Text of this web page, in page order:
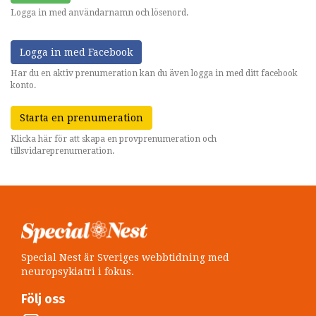
Logga in med användarnamn och lösenord.
Logga in med Facebook
Har du en aktiv prenumeration kan du även logga in med ditt facebook
konto.
Starta en prenumeration
Klicka här för att skapa en provprenumeration och
tillsvidareprenumeration.
Special Nest är Sveriges webbtidning med
neuropsykiatri i fokus.
Följ oss